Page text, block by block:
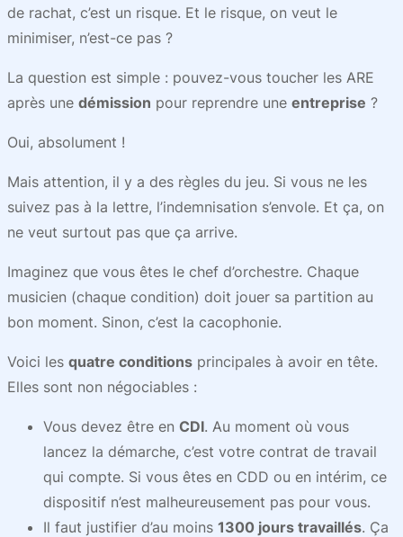
de rachat, c’est un risque. Et le risque, on veut le
minimiser, n’est-ce pas ?
La question est simple : pouvez-vous toucher les ARE
après une démission pour reprendre une entreprise ?
Oui, absolument !
Mais attention, il y a des règles du jeu. Si vous ne les
suivez pas à la lettre, l’indemnisation s’envole. Et ça, on
ne veut surtout pas que ça arrive.
Imaginez que vous êtes le chef d’orchestre. Chaque
musicien (chaque condition) doit jouer sa partition au
bon moment. Sinon, c’est la cacophonie.
Voici les quatre conditions principales à avoir en tête.
Elles sont non négociables :
Vous devez être en CDI. Au moment où vous
lancez la démarche, c’est votre contrat de travail
qui compte. Si vous êtes en CDD ou en intérim, ce
dispositif n’est malheureusement pas pour vous.
Il faut justifier d’au moins 1300 jours travaillés. Ça